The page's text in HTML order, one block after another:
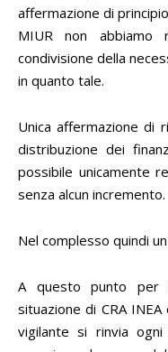
affermazione di
MIUR non abbiamo
condivisione della
in quanto tale.
Unica affermazione di
distribuzione dei
possibile unicamente
senza alcun incremento.
Nel complesso quindi
A questo punto per
situazione di CRA
vigilante si rinvia